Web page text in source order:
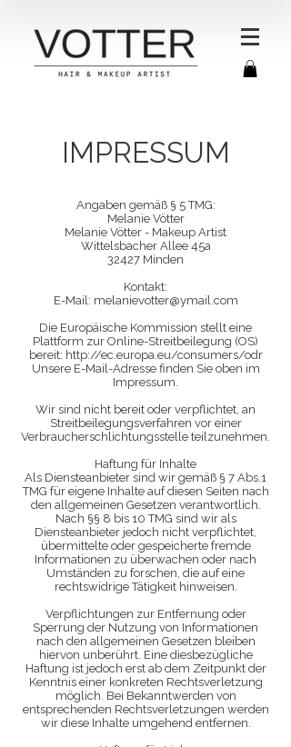
IMPRESSUM
Angaben gemäß § 5 TMG:
Melanie Vötter
Melanie Vötter - Makeup Artist
Wittelsbacher Allee 45a
32427 Minden
Kontakt:
E-Mail: melanievotter@ymail.com
Die Europäische Kommission stellt eine
Plattform zur Online-Streitbeilegung (OS)
bereit: http://ec.europa.eu/consumers/odr
Unsere E-Mail-Adresse finden Sie oben im
Impressum.
Wir sind nicht bereit oder verpflichtet, an
Streitbeilegungsverfahren vor einer
Verbraucherschlichtungsstelle teilzunehmen.
Haftung für Inhalte
Als Diensteanbieter sind wir gemäß § 7 Abs.1
TMG für eigene Inhalte auf diesen Seiten nach
den allgemeinen Gesetzen verantwortlich.
Nach §§ 8 bis 10 TMG sind wir als
Diensteanbieter jedoch nicht verpflichtet,
übermittelte oder gespeicherte fremde
Informationen zu überwachen oder nach
Umständen zu forschen, die auf eine
rechtswidrige Tätigkeit hinweisen.
Verpflichtungen zur Entfernung oder
Sperrung der Nutzung von Informationen
nach den allgemeinen Gesetzen bleiben
hiervon unberührt. Eine diesbezügliche
Haftung ist jedoch erst ab dem Zeitpunkt der
Kenntnis einer konkreten Rechtsverletzung
möglich. Bei Bekanntwerden von
entsprechenden Rechtsverletzungen werden
wir diese Inhalte umgehend entfernen.